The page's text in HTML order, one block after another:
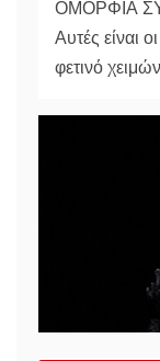
ΟΜΟΡΦΙΑ
Αυτές είναι
φετινό